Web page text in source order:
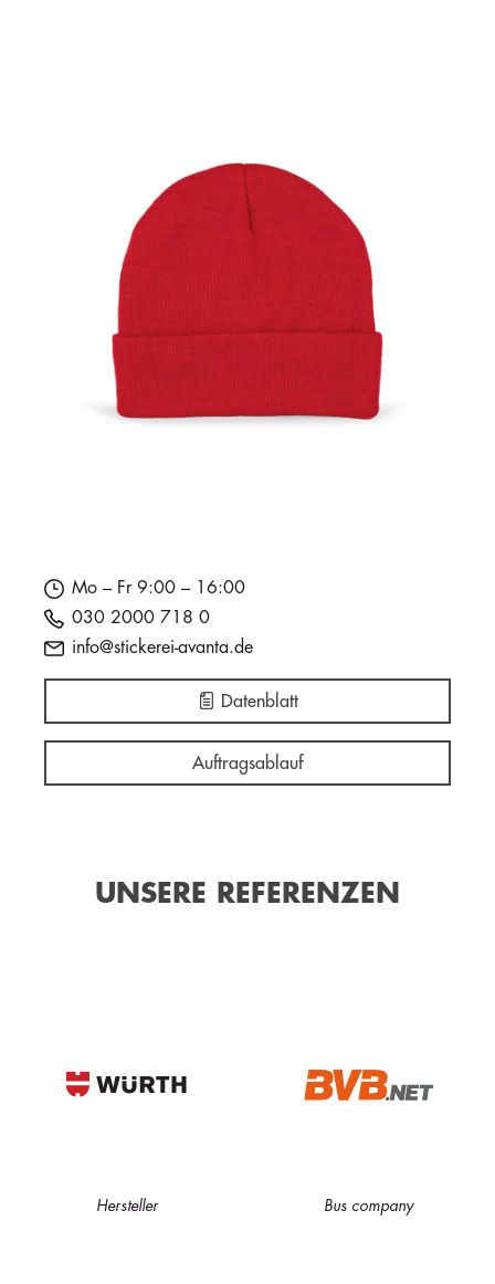
Mo – Fr 9:00 – 16:00
030 2000 718 0
info@stickerei-avanta.de
Datenblatt
Auftragsablauf
UNSERE REFERENZEN
Hersteller Bus company